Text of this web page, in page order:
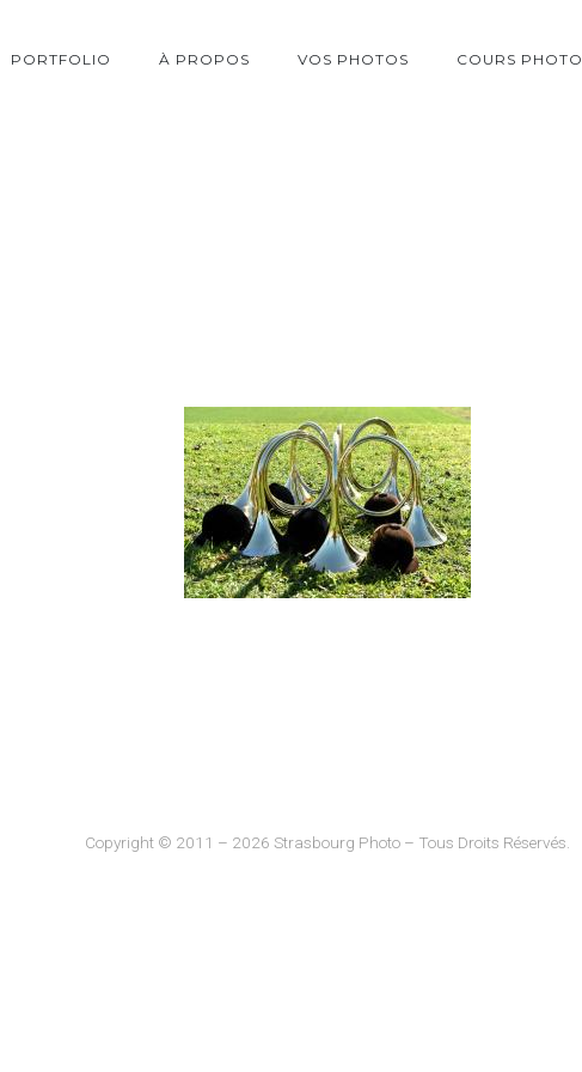
PORTFOLIO À PROPOS VOS PHOTOS COURS PHOTO
Copyright © 2011 – 2026 Strasbourg Photo – Tous Droits Réservés.